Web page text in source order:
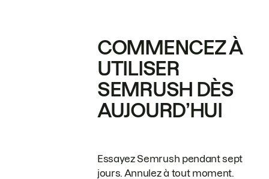
COMMENCEZ À
UTILISER
SEMRUSH DÈS
AUJOURD’HUI
Essayez Semrush pendant sept
jours. Annulez à tout moment.